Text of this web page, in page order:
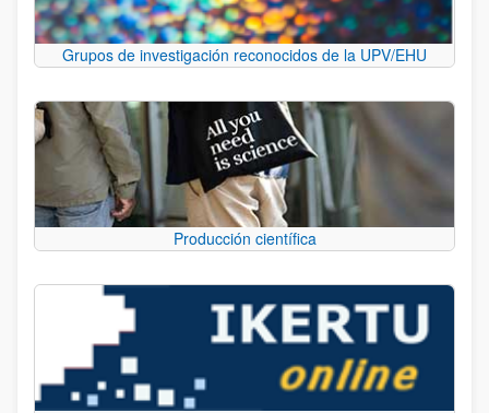
Grupos de investigación reconocidos de la UPV/EHU
Producción científica